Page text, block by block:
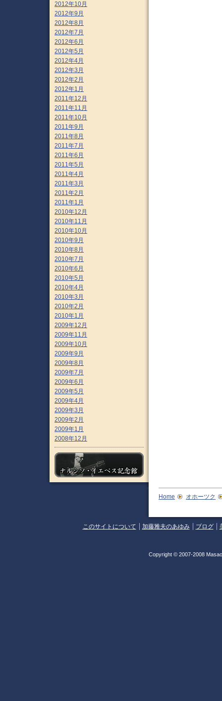
2012年10月
2012年9月
2012年8月
2012年7月
2012年6月
2012年5月
2012年4月
2012年3月
2012年2月
2012年1月
2011年12月
2011年11月
2011年10月
2011年9月
2011年8月
2011年7月
2011年6月
2011年5月
2011年4月
2011年3月
2011年2月
2011年1月
2010年12月
2010年11月
2010年10月
2010年9月
2010年8月
2010年7月
2010年6月
2010年5月
2010年4月
2010年3月
2010年2月
2010年1月
2009年12月
2009年11月
2009年10月
2009年9月
2009年8月
2009年7月
2009年6月
2009年5月
2009年4月
2009年3月
2009年2月
2009年1月
2008年12月
Home オホーツク
このサイトについて 加藤雅夫のあゆみ ブログ
Copyright © 2007-2008